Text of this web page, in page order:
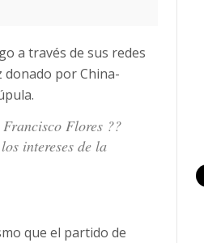
a través de sus redes
donado por China-
Flores ??
intereses de la
que el partido de